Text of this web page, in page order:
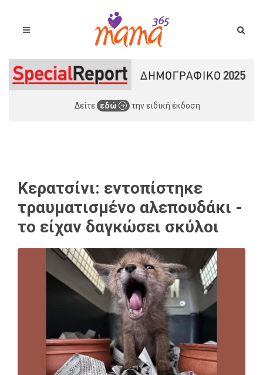
Δείτε εδώ την ειδική έκδοση
Κερατσίνι: εντοπίστηκε
τραυματισμένο αλεπουδάκι -
το είχαν δαγκώσει σκύλοι